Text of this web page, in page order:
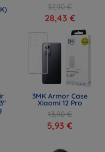
37,90 €
28,43 €
3MK Armor Case
Xiaomi 12 Pro
13,90 €
5,93 €